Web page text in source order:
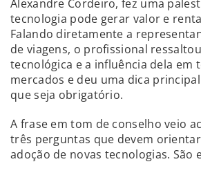
Alexandre Cordeiro, fez uma
tecnologia pode gerar valor e
Falando diretamente a
de viagens, o profissional
tecnológica e a influência dela em
mercados e deu uma dica
que seja obrigatório.
A frase em tom de conselho veio
três perguntas que devem
adoção de novas tecnologias. São